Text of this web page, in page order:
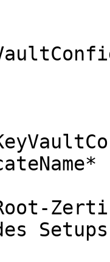
Root-